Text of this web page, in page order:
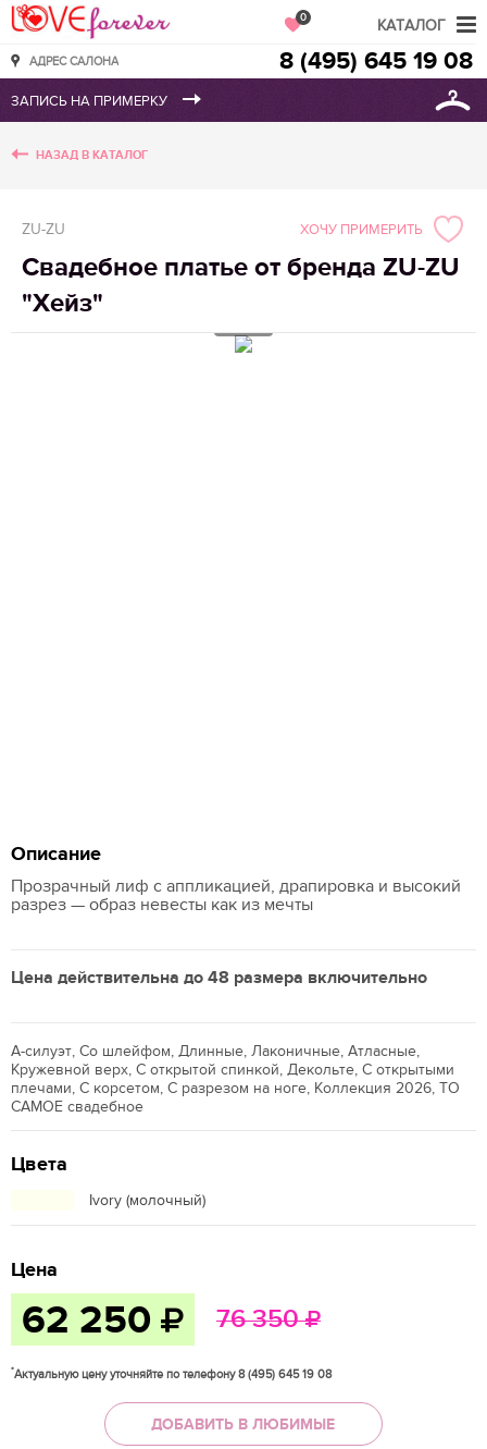
Love Forever
АДРЕС САЛОНА
0
8 (495) 645 19 08
НАЗАД В КАТАЛОГ
ZU-ZU
Свадебное платье от бренда ZU-ZU
"Хейз"
ХОЧУ ПРИМЕРИТЬ
Описание
Прозрачный лиф с аппликацией, драпировка и высокий
разрез — образ невесты как из мечты
Цена действительна до 48 размера включительно
А-силуэт, Со шлейфом, Длинные, Лаконичные, Атласные,
Кружевной верх, С открытой спинкой, Декольте, С открытыми
плечами, С корсетом, С разрезом на ноге, Коллекция 2026, ТО
САМОЕ свадебное
Цвета
Ivory (молочный)
Цена
62 250 76 350
*Актуальную цену уточняйте по телефону 8 (495) 645 19 08
ДОБАВИТЬ В ЛЮБИМЫЕ
КАТАЛОГ